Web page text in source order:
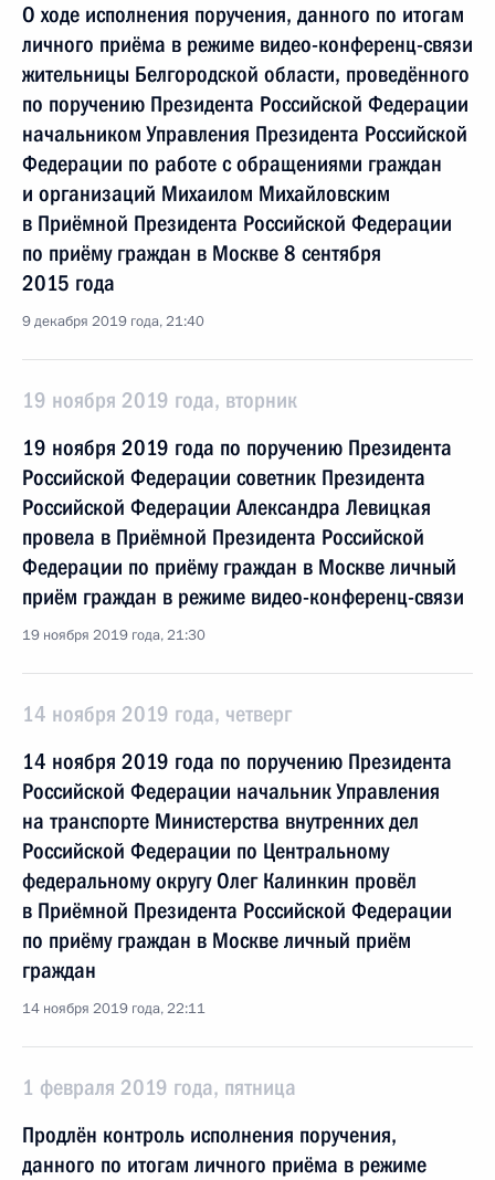
О ходе исполнения поручения, данного по итогам
личного приёма в режиме видео-конференц-связи
жительницы Белгородской области, проведённого
по поручению Президента Российской Федерации
начальником Управления Президента Российской
Федерации по работе с обращениями граждан
и организаций Михаилом Михайловским
в Приёмной Президента Российской Федерации
по приёму граждан в Москве 8 сентября
2015 года
9 декабря 2019 года, 21:40
19 ноября 2019 года, вторник
19 ноября 2019 года по поручению Президента
Российской Федерации советник Президента
Российской Федерации Александра Левицкая
провела в Приёмной Президента Российской
Федерации по приёму граждан в Москве личный
приём граждан в режиме видео-конференц-связи
19 ноября 2019 года, 21:30
14 ноября 2019 года, четверг
14 ноября 2019 года по поручению Президента
Российской Федерации начальник Управления
на транспорте Министерства внутренних дел
Российской Федерации по Центральному
федеральному округу Олег Калинкин провёл
в Приёмной Президента Российской Федерации
по приёму граждан в Москве личный приём
граждан
14 ноября 2019 года, 22:11
1 февраля 2019 года, пятница
Продлён контроль исполнения поручения,
данного по итогам личного приёма в режиме